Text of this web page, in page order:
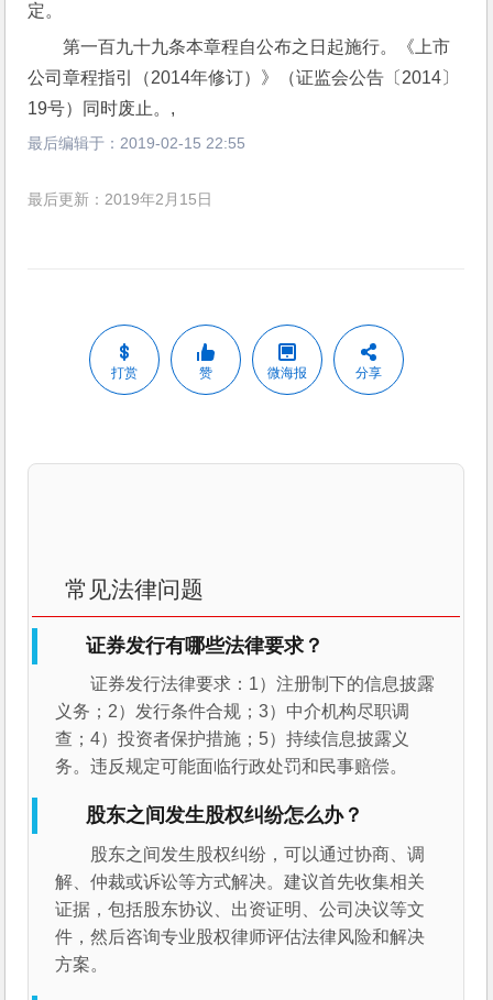
定。
第一百九十九条本章程自公布之日起施行。《上市
公司章程指引（2014年修订）》（证监会公告〔2014〕
19号）同时废止。,
最后编辑于： 2019-02-15 22:55
最后更新：2019年2月15日
打赏 赞 微海报 分享
常见法律问题
证券发行有哪些法律要求？
证券发行法律要求：1）注册制下的信息披露
义务；2）发行条件合规；3）中介机构尽职调
查；4）投资者保护措施；5）持续信息披露义
务。违反规定可能面临行政处罚和民事赔偿。
股东之间发生股权纠纷怎么办？
股东之间发生股权纠纷，可以通过协商、调
解、仲裁或诉讼等方式解决。建议首先收集相关
证据，包括股东协议、出资证明、公司决议等文
件，然后咨询专业股权律师评估法律风险和解决
方案。